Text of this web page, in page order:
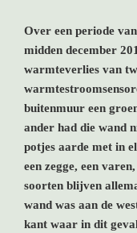
Over een periode
midden december
warmteverlies van
buitenmuur een
ander had die wand
potjes aarde met in
een zegge, een
soorten blijven
wand was aan de
kant waar in dit